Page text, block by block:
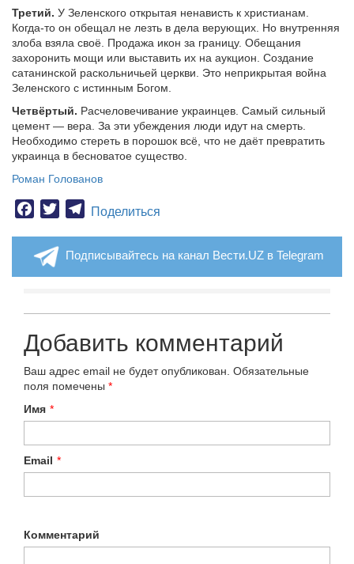
Третий. У Зеленского открытая ненависть к христианам.
Когда-то он обещал не лезть в дела верующих. Но внутренняя
злоба взяла своё. Продажа икон за границу. Обещания
захоронить мощи или выставить их на аукцион. Создание
сатанинской раскольничьей церкви. Это неприкрытая война
Зеленского с истинным Богом.
Четвёртый. Расчеловечивание украинцев. Самый сильный
цемент — вера. За эти убеждения люди идут на смерть.
Необходимо стереть в порошок всё, что не даёт превратить
украинца в бесноватое существо.
Роман Голованов
Facebook
TwitterTelegram
Поделиться
Подписывайтесь на канал Вести.UZ в Telegram
Добавить комментарий
Ваш адрес email не будет опубликован. Обязательные
поля помечены *
Имя *
Email *
Комментарий